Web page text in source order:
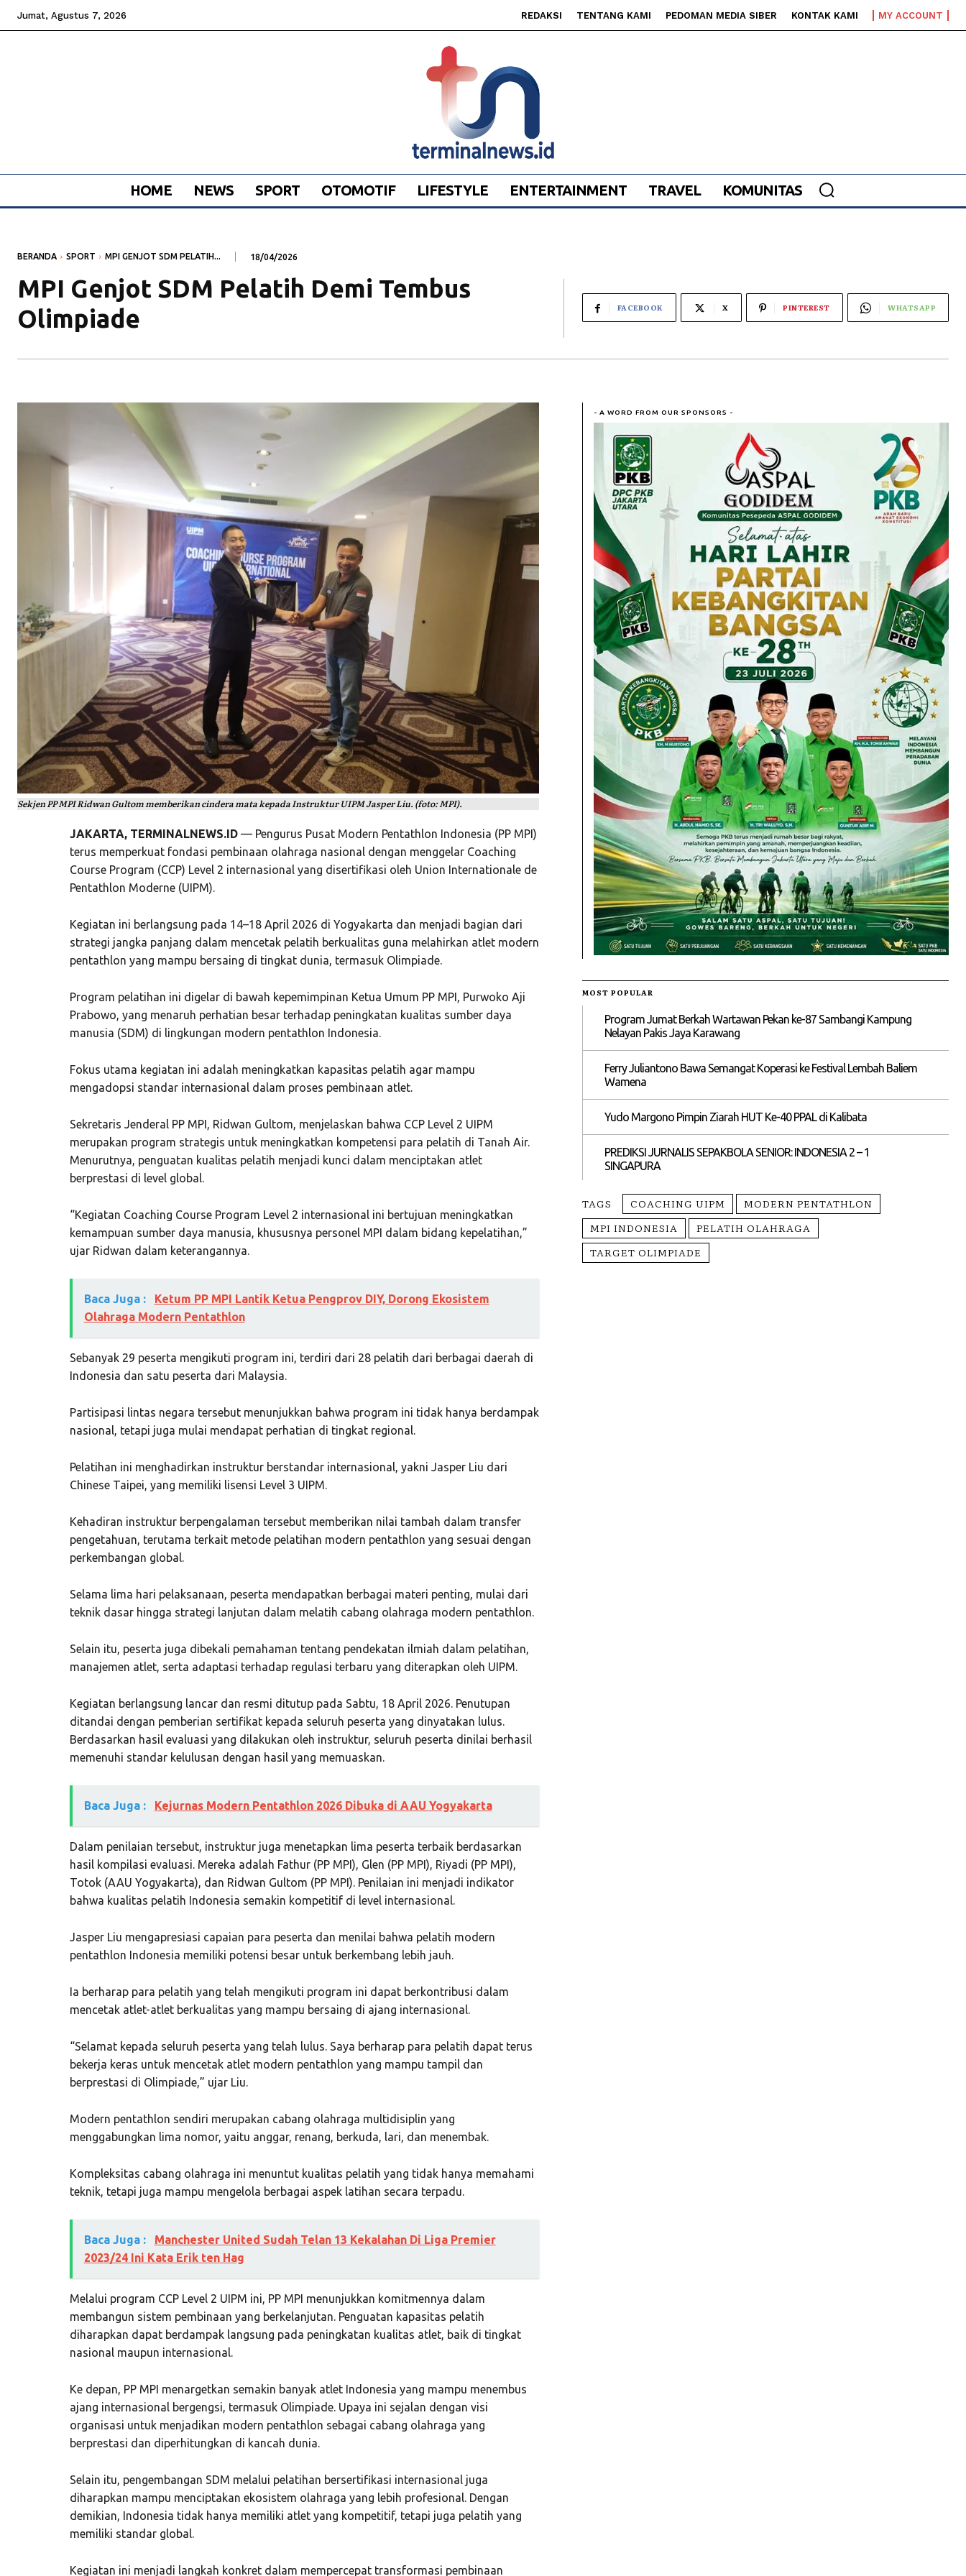
Jumat, Agustus 7, 2026 REDAKSI TENTANG KAMI PEDOMAN MEDIA SIBER KONTAK KAMI MY ACCOUNT
HOME NEWS SPORT OTOMOTIF LIFESTYLE ENTERTAINMENT TRAVEL KOMUNITAS
BERANDA SPORT MPI GENJOT SDM PELATIH... 18/04/2026
MPI Genjot SDM Pelatih Demi Tembus
Olimpiade
FACEBOOK X PINTEREST WHATSAPP
Sekjen PP MPI Ridwan Gultom memberikan cindera mata kepada Instruktur UIPM Jasper Liu. (foto: MPI).
JAKARTA, TERMINALNEWS.ID— Pengurus Pusat Modern Pentathlon Indonesia (PP MPI)
terus memperkuat fondasi pembinaan olahraga nasional dengan menggelar Coaching
Course Program (CCP) Level 2 internasional yang disertifikasi oleh Union Internationale de
Pentathlon Moderne (UIPM).
Kegiatan ini berlangsung pada 14–18 April 2026 di Yogyakarta dan menjadi bagian dari
strategi jangka panjang dalam mencetak pelatih berkualitas guna melahirkan atlet modern
pentathlon yang mampu bersaing di tingkat dunia, termasuk Olimpiade.
Program pelatihan ini digelar di bawah kepemimpinan Ketua Umum PP MPI, Purwoko Aji
Prabowo, yang menaruh perhatian besar terhadap peningkatan kualitas sumber daya
manusia (SDM) di lingkungan modern pentathlon Indonesia.
Fokus utama kegiatan ini adalah meningkatkan kapasitas pelatih agar mampu
mengadopsi standar internasional dalam proses pembinaan atlet.
Sekretaris Jenderal PP MPI, Ridwan Gultom, menjelaskan bahwa CCP Level 2 UIPM
merupakan program strategis untuk meningkatkan kompetensi para pelatih di Tanah Air.
Menurutnya, penguatan kualitas pelatih menjadi kunci dalam menciptakan atlet
berprestasi di level global.
“Kegiatan Coaching Course Program Level 2 internasional ini bertujuan meningkatkan
kemampuan sumber daya manusia, khususnya personel MPI dalam bidang kepelatihan,”
ujar Ridwan dalam keterangannya.
Baca Juga :
Ketum PP MPI Lantik Ketua Pengprov DIY, Dorong Ekosistem
Olahraga Modern Pentathlon
Sebanyak 29 peserta mengikuti program ini, terdiri dari 28 pelatih dari berbagai daerah di
Indonesia dan satu peserta dari Malaysia.
Partisipasi lintas negara tersebut menunjukkan bahwa program ini tidak hanya berdampak
nasional, tetapi juga mulai mendapat perhatian di tingkat regional.
Pelatihan ini menghadirkan instruktur berstandar internasional, yakni Jasper Liu dari
Chinese Taipei, yang memiliki lisensi Level 3 UIPM.
Kehadiran instruktur berpengalaman tersebut memberikan nilai tambah dalam transfer
pengetahuan, terutama terkait metode pelatihan modern pentathlon yang sesuai dengan
perkembangan global.
Selama lima hari pelaksanaan, peserta mendapatkan berbagai materi penting, mulai dari
teknik dasar hingga strategi lanjutan dalam melatih cabang olahraga modern pentathlon.
Selain itu, peserta juga dibekali pemahaman tentang pendekatan ilmiah dalam pelatihan,
manajemen atlet, serta adaptasi terhadap regulasi terbaru yang diterapkan oleh UIPM.
Kegiatan berlangsung lancar dan resmi ditutup pada Sabtu, 18 April 2026. Penutupan
ditandai dengan pemberian sertifikat kepada seluruh peserta yang dinyatakan lulus.
Berdasarkan hasil evaluasi yang dilakukan oleh instruktur, seluruh peserta dinilai berhasil
memenuhi standar kelulusan dengan hasil yang memuaskan.
Baca Juga : Kejurnas Modern Pentathlon 2026 Dibuka di AAU Yogyakarta
Dalam penilaian tersebut, instruktur juga menetapkan lima peserta terbaik berdasarkan
hasil kompilasi evaluasi. Mereka adalah Fathur (PP MPI), Glen (PP MPI), Riyadi (PP MPI),
Totok (AAU Yogyakarta), dan Ridwan Gultom (PP MPI). Penilaian ini menjadi indikator
bahwa kualitas pelatih Indonesia semakin kompetitif di level internasional.
Jasper Liu mengapresiasi capaian para peserta dan menilai bahwa pelatih modern
pentathlon Indonesia memiliki potensi besar untuk berkembang lebih jauh.
Ia berharap para pelatih yang telah mengikuti program ini dapat berkontribusi dalam
mencetak atlet-atlet berkualitas yang mampu bersaing di ajang internasional.
“Selamat kepada seluruh peserta yang telah lulus. Saya berharap para pelatih dapat terus
bekerja keras untuk mencetak atlet modern pentathlon yang mampu tampil dan
berprestasi di Olimpiade,” ujar Liu.
Modern pentathlon sendiri merupakan cabang olahraga multidisiplin yang
menggabungkan lima nomor, yaitu anggar, renang, berkuda, lari, dan menembak.
Kompleksitas cabang olahraga ini menuntut kualitas pelatih yang tidak hanya memahami
teknik, tetapi juga mampu mengelola berbagai aspek latihan secara terpadu.
Baca Juga :
Manchester United Sudah Telan 13 Kekalahan Di Liga Premier
2023/24 Ini Kata Erik ten Hag
Melalui program CCP Level 2 UIPM ini, PP MPI menunjukkan komitmennya dalam
membangun sistem pembinaan yang berkelanjutan. Penguatan kapasitas pelatih
diharapkan dapat berdampak langsung pada peningkatan kualitas atlet, baik di tingkat
nasional maupun internasional.
Ke depan, PP MPI menargetkan semakin banyak atlet Indonesia yang mampu menembus
ajang internasional bergengsi, termasuk Olimpiade. Upaya ini sejalan dengan visi
organisasi untuk menjadikan modern pentathlon sebagai cabang olahraga yang
berprestasi dan diperhitungkan di kancah dunia.
Selain itu, pengembangan SDM melalui pelatihan bersertifikasi internasional juga
diharapkan mampu menciptakan ekosistem olahraga yang lebih profesional. Dengan
demikian, Indonesia tidak hanya memiliki atlet yang kompetitif, tetapi juga pelatih yang
memiliki standar global.
Kegiatan ini menjadi langkah konkret dalam mempercepat transformasi pembinaan
- A WORD FROM OUR SPONSORS -
MOST POPULAR
Program Jumat Berkah Wartawan Pekan ke-87 Sambangi Kampung
Nelayan Pakis Jaya Karawang
Ferry Juliantono Bawa Semangat Koperasi ke Festival Lembah Baliem
Wamena
Yudo Margono Pimpin Ziarah HUT Ke-40 PPAL di Kalibata
PREDIKSI JURNALIS SEPAKBOLA SENIOR: INDONESIA 2 – 1
SINGAPURA
TAGS COACHING UIPM
MODERN PENTATHLON
MPI INDONESIA
PELATIH OLAHRAGA
TARGET OLIMPIADE